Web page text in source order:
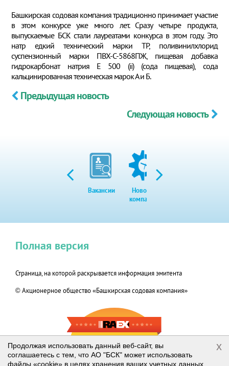
Башкирская содовая компания традиционно принимает участие
в этом конкурсе уже много лет. Сразу четыре продукта,
выпускаемые БСК стали лауреатами конкурса в этом году. Это
натр едкий технический марки ТР, поливинилхлорид
суспензионный марки ПВХ-С-5868ПЖ, пищевая добавка
гидрокарбонат натрия Е 500 (ii) (сода пищевая), сода
кальцинированная техническая марок А и Б.
Предыдущая новость
Следующая новость
Вакансии
Новости
компании
Страница, на которой раскрывается информация эмитента
© Акционерное общество «Башкирская содовая компания»
Полная версия
RAEX-600
2019
Продолжая использовать данный веб-сайт, вы
соглашаетесь с тем, что АО "БСК" может использовать
файлы «cookie» в целях хранения ваших учетных данных,
x